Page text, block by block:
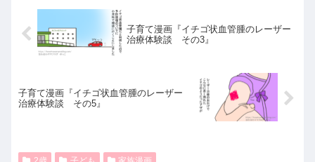
子育て漫画『イチゴ状血管腫のレーザー
治療体験談 その3』
子育て漫画『イチゴ状血管腫のレーザー
治療体験談 その5』